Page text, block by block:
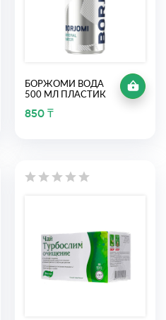
БОРЖОМИ ВОДА
500 МЛ ПЛАСТИК
850 ₸